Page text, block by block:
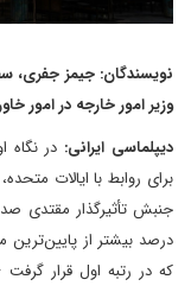
نویسندگان: جیمز جفری،
وزیر امور خارجه در امور
دیپلماسی ایرانی:
برای روابط با ایالات
که در رتبه اول قرار